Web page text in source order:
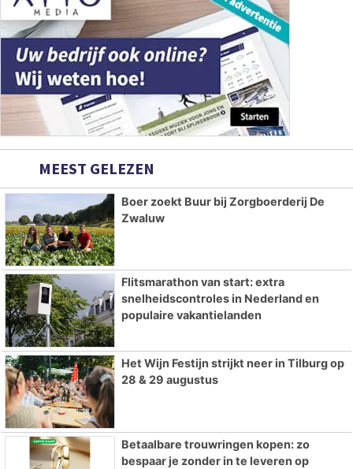
MEEST GELEZEN
Boer zoekt Buur bij Zorgboerderij De
Zwaluw
Flitsmarathon van start: extra
snelheidscontroles in Nederland en
populaire vakantielanden
Het Wijn Festijn strijkt neer in Tilburg op
28 & 29 augustus
Betaalbare trouwringen kopen: zo
bespaar je zonder in te leveren op